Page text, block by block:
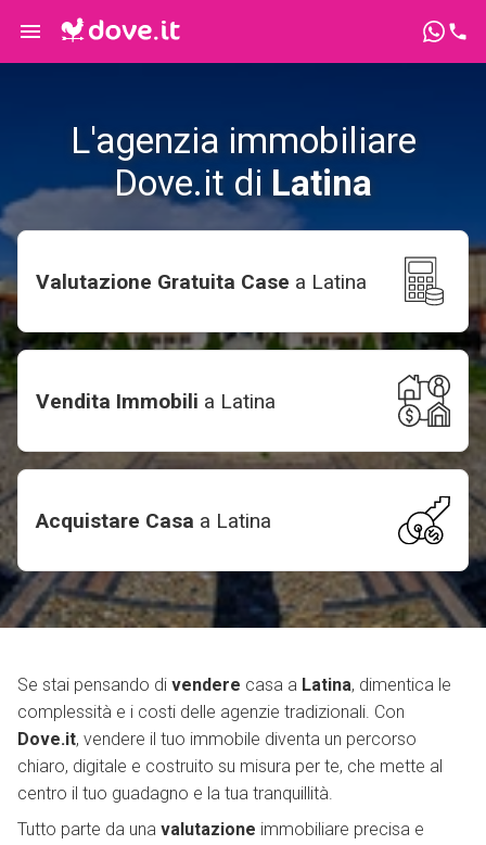
L'agenzia immobiliare
Dove.it di Latina
Valutazione Gratuita Case a Latina
Vendita Immobili a Latina
Acquistare Casa a Latina
Se stai pensando di vendere casa a Latina, dimentica le
complessità e i costi delle agenzie tradizionali. Con
Dove.it, vendere il tuo immobile diventa un percorso
chiaro, digitale e costruito su misura per te, che mette al
centro il tuo guadagno e la tua tranquillità.
Tutto parte da una valutazione immobiliare precisa e